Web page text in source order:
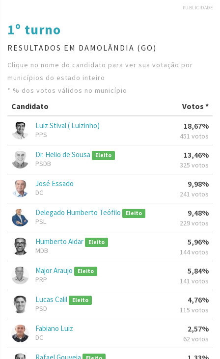
PUBLICIDADE
1º turno
RESULTADOS EM DAMOLÂNDIA (GO)
Clique no nome do candidato para ver sua votação por
municípios do estado inteiro
* % dos votos válidos no município
Candidato Votos *
Luiz Stival ( Luizinho)
PPS
18,67%
451 votos
Dr. Helio de Sousa Eleito
PSDB
13,46%
325 votos
José Essado
DC
9,98%
241 votos
Delegado Humberto Teófilo Eleito
PSL
9,48%
229 votos
Humberto Aidar Eleito
MDB
5,96%
144 votos
Major Araujo Eleito
PRP
5,84%
141 votos
Lucas Calil Eleito
PSD
4,76%
115 votos
Fabiano Luiz
DC
2,57%
62 votos